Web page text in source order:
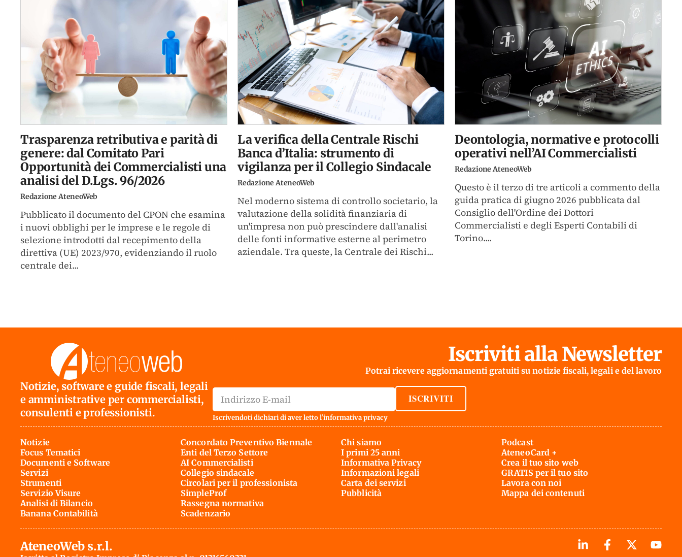
Trasparenza retributiva e parità di
genere: dal Comitato Pari
Opportunità dei Commercialisti una
analisi del D.Lgs. 96/2026
Redazione AteneoWeb
Pubblicato il documento del CPON che esamina
i nuovi obblighi per le imprese e le regole di
selezione introdotti dal recepimento della
direttiva (UE) 2023/970, evidenziando il ruolo
centrale dei...
La verifica della Centrale Rischi
Banca d’Italia: strumento di
vigilanza per il Collegio Sindacale
Redazione AteneoWeb
Nel moderno sistema di controllo societario, la
valutazione della solidità finanziaria di
un'impresa non può prescindere dall'analisi
delle fonti informative esterne al perimetro
aziendale. Tra queste, la Centrale dei Rischi...
Deontologia, normative e protocolli
operativi nell’AI Commercialisti
Redazione AteneoWeb
Questo è il terzo di tre articoli a commento della
guida pratica di giugno 2026 pubblicata dal
Consiglio dell'Ordine dei Dottori
Commercialisti e degli Esperti Contabili di
Torino....
Notizie, software e guide fiscali, legali
e amministrative per commercialisti,
consulenti e professionisti.
Iscriviti alla Newsletter
Potrai ricevere aggiornamenti gratuiti su notizie fiscali, legali e del lavoro
ISCRIVITI
Iscrivendoti dichiari di aver letto l'informativa privacy
Notizie
Focus Tematici
Documenti e Software
Servizi
Strumenti
Servizio Visure
Analisi di Bilancio
Banana Contabilità
Concordato Preventivo Biennale
Enti del Terzo Settore
AI Commercialisti
Collegio sindacale
Circolari per il professionista
SimpleProf
Rassegna normativa
Scadenzario
Chi siamo
I primi 25 anni
Informativa Privacy
Informazioni legali
Carta dei servizi
Pubblicità
Podcast
AteneoCard +
Crea il tuo sito web
GRATIS per il tuo sito
Lavora con noi
Mappa dei contenuti
AteneoWeb s.r.l.